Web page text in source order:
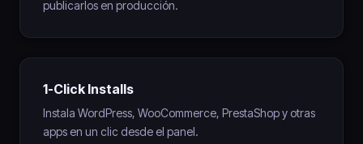
publicarlos en producción.
1-Click Installs
Instala WordPress, WooCommerce, PrestaShop y otras
apps en un clic desde el panel.